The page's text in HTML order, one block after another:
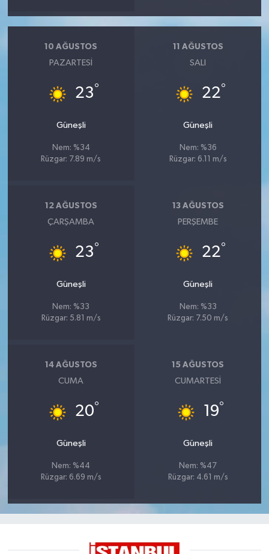
10 AĞUSTOS
PAZARTESI
23°
Güneşli
Nem: %34
Rüzgar: 7.89 m/s
11 AĞUSTOS
SALI
22°
Güneşli
Nem: %36
Rüzgar: 6.11 m/s
12 AĞUSTOS
ÇARŞAMBA
23°
Güneşli
Nem: %33
Rüzgar: 5.81 m/s
13 AĞUSTOS
PERŞEMBE
22°
Güneşli
Nem: %33
Rüzgar: 7.50 m/s
14 AĞUSTOS
CUMA
20°
Güneşli
Nem: %44
Rüzgar: 6.69 m/s
15 AĞUSTOS
CUMARTESI
19°
Güneşli
Nem: %47
Rüzgar: 4.61 m/s